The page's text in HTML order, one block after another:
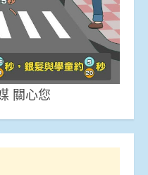
關心您